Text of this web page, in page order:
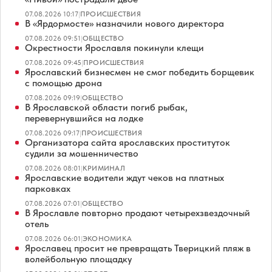
07.08.2026 10:17|ПРОИСШЕСТВИЯ
В «Ярдормосте» назначили нового директора
07.08.2026 09:51|ОБЩЕСТВО
Окрестности Ярославля покинули клещи
07.08.2026 09:45|ПРОИСШЕСТВИЯ
Ярославский бизнесмен не смог победить борщевик
с помощью дрона
07.08.2026 09:19|ОБЩЕСТВО
В Ярославской области погиб рыбак,
перевернувшийся на лодке
07.08.2026 09:17|ПРОИСШЕСТВИЯ
Организатора сайта ярославских проституток
судили за мошенничество
07.08.2026 08:01|КРИМИНАЛ
Ярославские водители ждут чеков на платных
парковках
07.08.2026 07:01|ОБЩЕСТВО
В Ярославле повторно продают четырехзвездочный
отель
07.08.2026 06:01|ЭКОНОМИКА
Ярославец просит не превращать Тверицкий пляж в
волейбольную площадку